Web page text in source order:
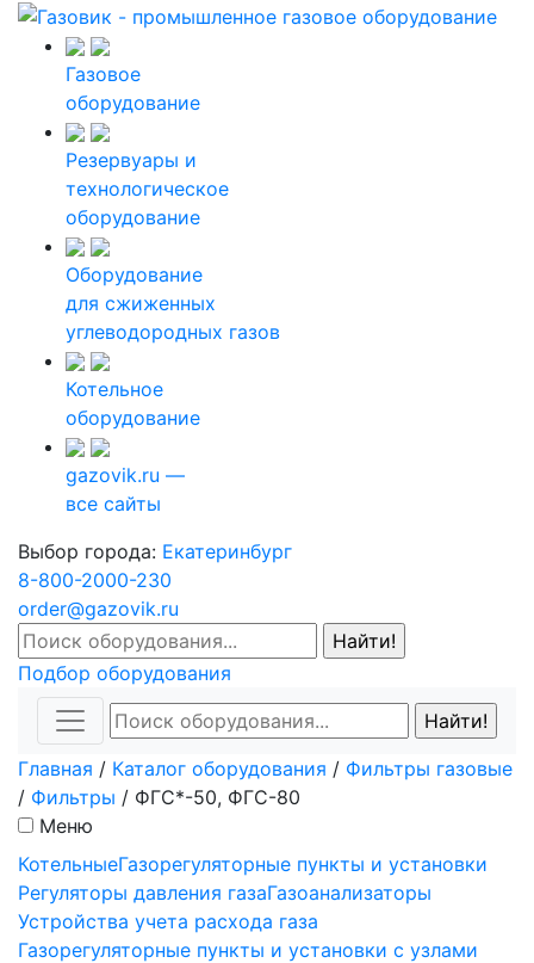
Газовое
оборудование
Резервуары и
технологическое
оборудование
Оборудование
для сжиженных
углеводородных газов
Котельное
оборудование
gazovik.ru —
все сайты
Выбор города: Екатеринбург
8-800-2000-230
order@gazovik.ru
Подбор оборудования
Главная / Каталог оборудования / Фильтры газовые
/ Фильтры / ФГС*-50, ФГС-80
Меню
КотельныеГазорегуляторные пункты и установки
Регуляторы давления газаГазоанализаторы
Устройства учета расхода газа
Газорегуляторные пункты и установки с узлами